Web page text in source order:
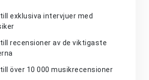
exklusiva intervjuer med
recensioner av de viktigaste
över 10 000 musikrecensioner